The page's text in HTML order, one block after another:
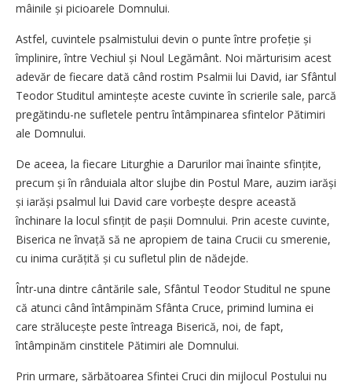
mâinile și picioarele Domnului.
Astfel, cuvintele psalmistului devin o punte între profeție și
împlinire, între Vechiul și Noul Legământ. Noi mărturisim acest
adevăr de fiecare dată când rostim Psalmii lui David, iar Sfântul
Teodor Studitul amintește aceste cuvinte în scrierile sale, parcă
pregătindu-ne sufletele pentru întâmpinarea sfintelor Pătimiri
ale Domnului.
De aceea, la fiecare Liturghie a Darurilor mai înainte sfințite,
precum și în rânduiala altor slujbe din Postul Mare, auzim iarăși
și iarăși psalmul lui David care vorbește despre această
închinare la locul sfințit de pașii Domnului. Prin aceste cuvinte,
Biserica ne învață să ne apropiem de taina Crucii cu smerenie,
cu inima curățită și cu sufletul plin de nădejde.
Într-una dintre cântările sale, Sfântul Teodor Studitul ne spune
că atunci când întâmpinăm Sfânta Cruce, primind lumina ei
care strălucește peste întreaga Biserică, noi, de fapt,
întâmpinăm cinstitele Pătimiri ale Domnului.
Prin urmare, sărbătoarea Sfintei Cruci din mijlocul Postului nu